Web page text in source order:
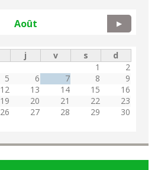
Août ▶
j v s
d
1
2
5 6 7 8
9
12 13 14 15
16
19 20 21 22
23
26 27 28 29
30